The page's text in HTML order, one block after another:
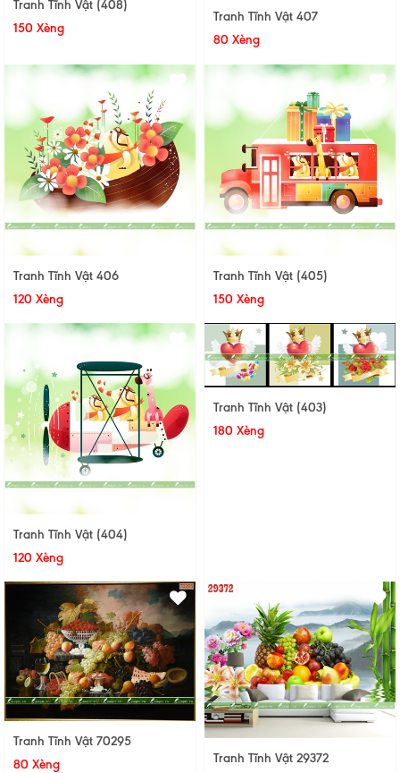
Tranh Tĩnh Vật (408)
150 Xèng
Tranh Tĩnh Vật 407
80 Xèng
Tranh Tĩnh Vật 406
120 Xèng
Tranh Tĩnh Vật (405)
150 Xèng
Tranh Tĩnh Vật (404)
120 Xèng
Tranh Tĩnh Vật (403)
180 Xèng
Tranh Tĩnh Vật 70295
80 Xèng
Tranh Tĩnh Vật 29372